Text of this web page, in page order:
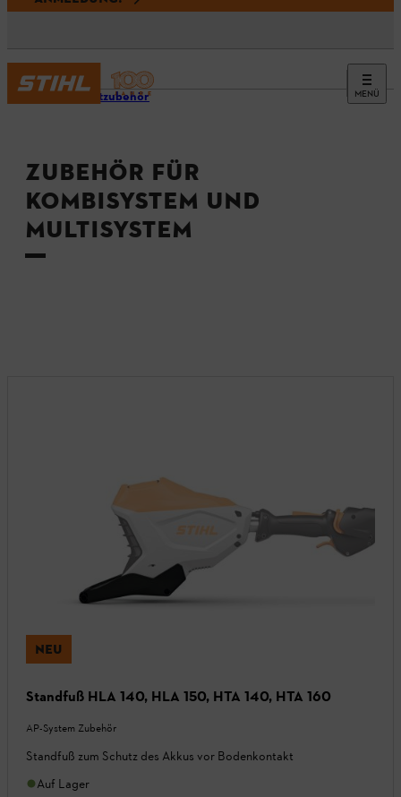
MENÜ
Produktzubehör
ZUBEHÖR FÜR
KOMBISYSTEM UND
MULTISYSTEM
NEU
Standfuß HLA 140, HLA 150, HTA 140, HTA 160
AP-System Zubehör
Standfuß zum Schutz des Akkus vor Bodenkontakt
Auf Lager